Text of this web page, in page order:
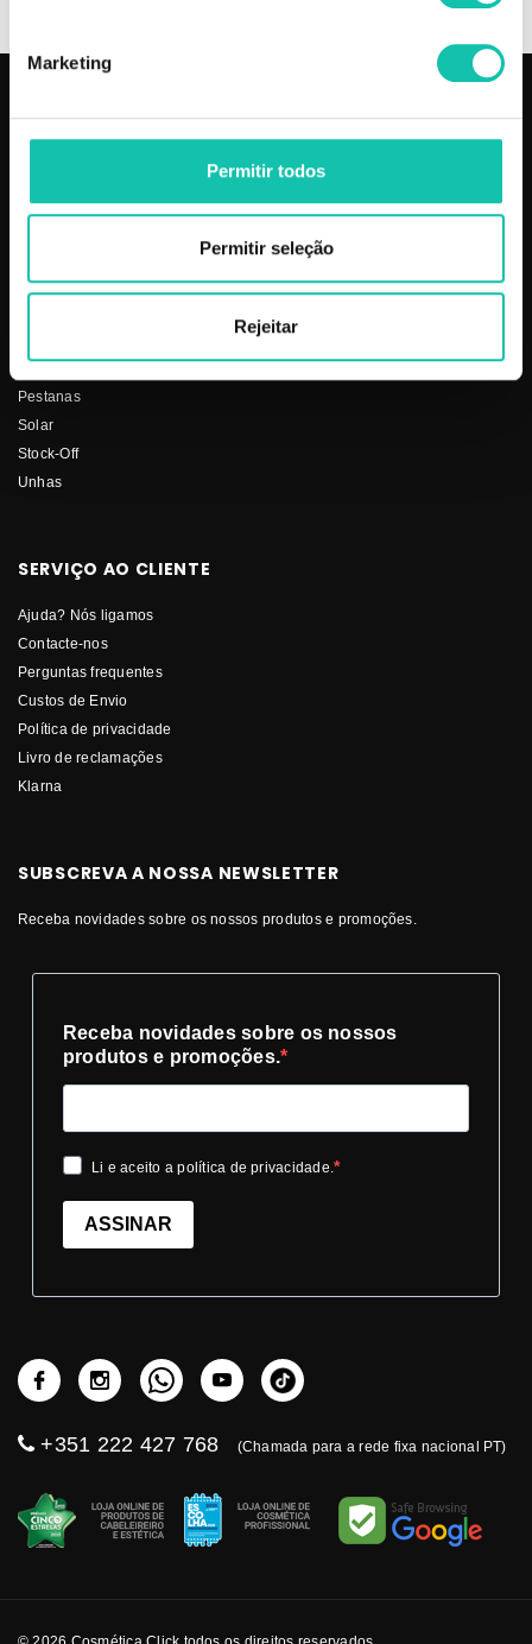
Marketing
Permitir todos
Permitir seleção
Rejeitar
PRODUTOS
Cabelo
Estética
Perfumes
Pestanas
Solar
Stock-Off
Unhas
COSMÉTICA CLICK
Sobre nós
Fornecedores
Social
SERVIÇO AO CLIENTE
Ajuda? Nós ligamos
Contacte-nos
Perguntas frequentes
Custos de Envio
Política de privacidade
Livro de reclamações
Klarna
SUBSCREVA A NOSSA NEWSLETTER
Receba novidades sobre os nossos produtos e promoções.
Receba novidades sobre os nossos
produtos e promoções.
Li e aceito a política de privacidade.
ASSINAR
+351 222 427 768 (Chamada para a rede fixa nacional PT)